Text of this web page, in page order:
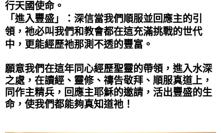
行天國使命。
「進入豐盛」：深信當我們順服並回應主的引
領，祂必叫我們和教會都在這充滿挑戰的世代
中，更能經歷祂那測不透的豐富。
願意我們在這年同心經歷聖靈的帶領，進入水深
之處，在讀經、靈修、禱告敬拜、順服真道上，
同作主精兵，回應主耶穌的邀請，活出豐盛的生
命，使我們都能夠真知道祂！